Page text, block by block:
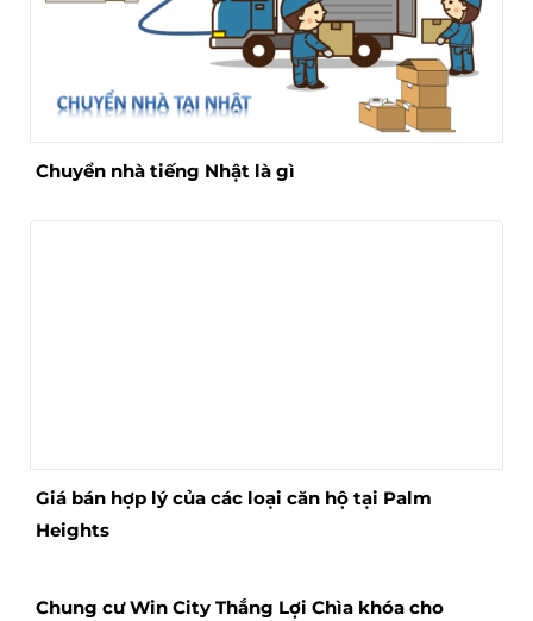
Chuyển nhà tiếng Nhật là gì
Giá bán hợp lý của các loại căn hộ tại Palm
Heights
Chung cư Win City Thắng Lợi Chìa khóa cho